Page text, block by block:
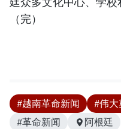
（完）
#越南革命新闻 #伟大
#革命新闻
阿根廷